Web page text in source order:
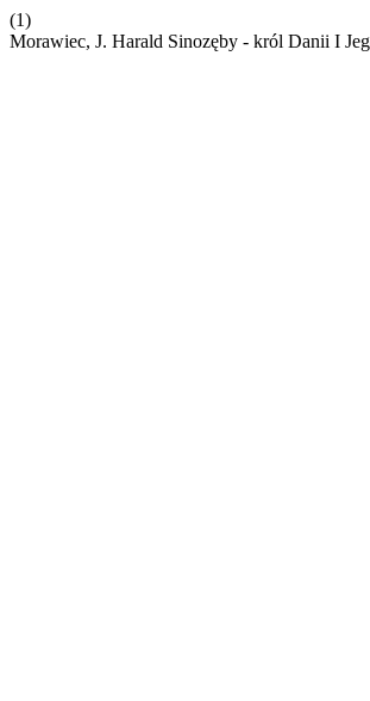
(1)
Morawiec, J. Harald Sinozęby - król Danii I